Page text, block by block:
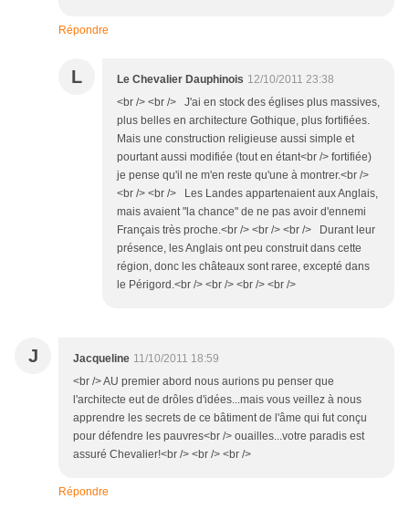
Répondre
L Le Chevalier Dauphinois 12/10/2011 23:38
<br /> <br /> J'ai en stock des églises plus massives,
plus belles en architecture Gothique, plus fortifiées.
Mais une construction religieuse aussi simple et
pourtant aussi modifiée (tout en étant<br /> fortifiée)
je pense qu'il ne m'en reste qu'une à montrer.<br />
<br /> <br /> Les Landes appartenaient aux Anglais,
mais avaient "la chance" de ne pas avoir d'ennemi
Français très proche.<br /> <br /> <br /> Durant leur
présence, les Anglais ont peu construit dans cette
région, donc les châteaux sont raree, excepté dans
le Périgord.<br /> <br /> <br /> <br />
J Jacqueline 11/10/2011 18:59
<br /> AU premier abord nous aurions pu penser que
l'architecte eut de drôles d'idées...mais vous veillez à nous
apprendre les secrets de ce bâtiment de l'âme qui fut conçu
pour défendre les pauvres<br /> ouailles...votre paradis est
assuré Chevalier!<br /> <br /> <br />
Répondre